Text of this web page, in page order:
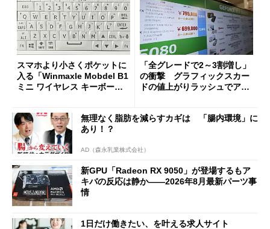
スマホより小さくポケットに
入る「Winmaxle Mobdel B1
ミニ ワイヤレス キーボー
「全グレードで2～3割増し」
の衝撃 グラフィックスカー
ドの値上がりラッシュでアキ
無理なく脂肪を減らすカギは 「腸内環境」に
あり！？
AD（森永乳業株式会社）
新GPU「Radeon RX 9050」が登場するもア
キバの反応は静か――2026年8月最新パーツ事
情
1日だけ働きたい、を叶える求人サイト